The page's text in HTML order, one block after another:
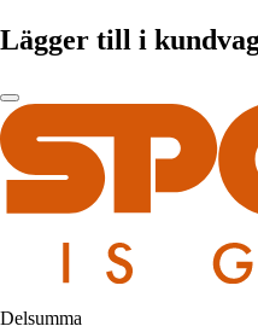
Lägger till i
Delsumma